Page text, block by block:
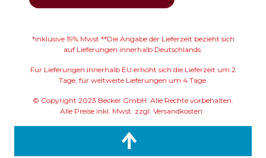
*inklusive 19% Mwst **Die Angabe der Lieferzeit bezieht sich
auf Lieferungen innerhalb Deutschlands.
Für Lieferungen innerhalb EU erhöht sich die Lieferzeit um 2
Tage, für weltweite Lieferungen um 4 Tage.
© Copyright 2023 Becker GmbH. Alle Rechte vorbehalten.
Alle Preise inkl. Mwst. zzgl. Versandkosten.